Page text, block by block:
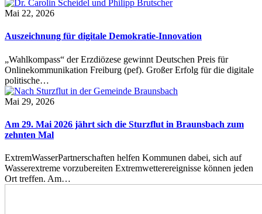
Mai 22, 2026
Auszeichnung für digitale Demokratie-Innovation
„Wahlkompass“ der Erzdiözese gewinnt Deutschen Preis für
Onlinekommunikation Freiburg (pef). Großer Erfolg für die digitale
politische…
Mai 29, 2026
Am 29. Mai 2026 jährt sich die Sturzflut in Braunsbach zum
zehnten Mal
ExtremWasserPartnerschaften helfen Kommunen dabei, sich auf
Wasserextreme vorzubereiten Extremwetterereignisse können jeden
Ort treffen. Am…